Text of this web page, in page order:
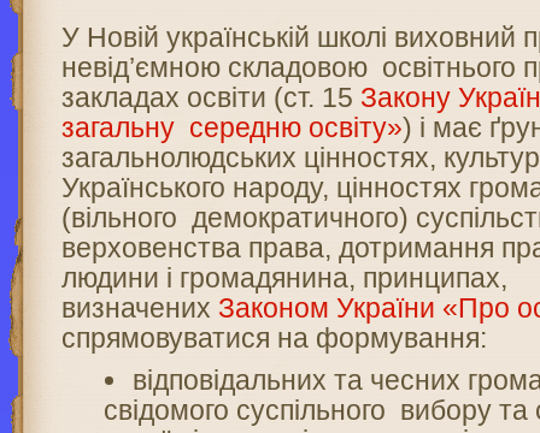
У Новій українській школі виховний
невід’ємною складовою освітнього
закладах освіти (ст. 15 Закону
загальну середню освіту») і має
загальнолюдських цінностях,
Українського народу, цінностях
(вільного демократичного)
верховенства права, дотримання
людини і громадянина, принципах,
визначених Законом України «Про
спрямовуватися на формування:
відповідальних та чесних
свідомого суспільного вибору